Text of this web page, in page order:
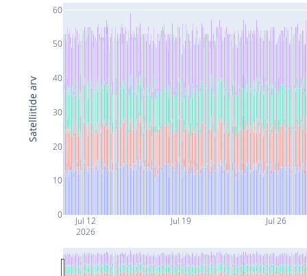
Jul 12
2026
Jul 19 Jul 26
0
10
20
30
40
50
60
Satelliitide arv